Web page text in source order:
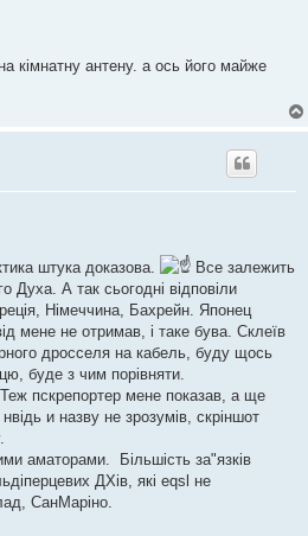
кімнатну антену. а ось його майже
штука доказова.
Все залежить
Духа. А так сьогодні відповіли
Німеччина, Бахрейн. Японец
мене не отримав, і таке бува. Склеїв
дросселя на кабель, буду щось
буде з чим порівняти.
пскрепортер мене показав, а ще
и назву не зрозумів, скріншот
аматорами. Більшість за"язків
ДХів, які eqsl не
СанМаріно.